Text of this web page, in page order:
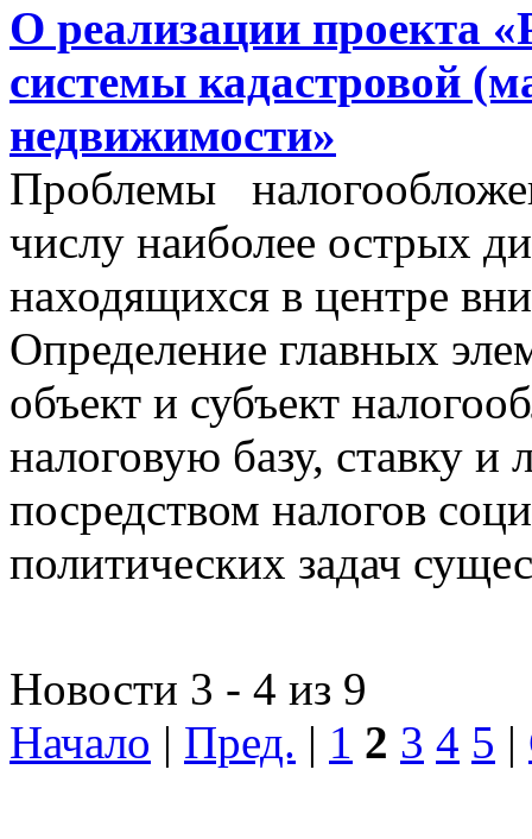
О реализации проекта
системы кадастровой
недвижимости»
Проблемы
числу наиболее острых
находящихся в центре
Определение главных
объект и субъект
налоговую базу, ставку и
посредством налогов
политических задач
Новости 3 - 4 из 9
Начало | Пред. | 1 2 3 4 5 |